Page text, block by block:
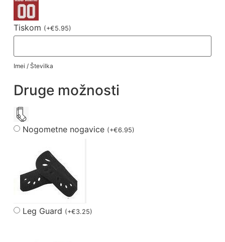
Tiskom (+€5.95)
Imei / Številka
Druge možnosti
Nogometne nogavice (+€6.95)
Leg Guard (+€3.25)